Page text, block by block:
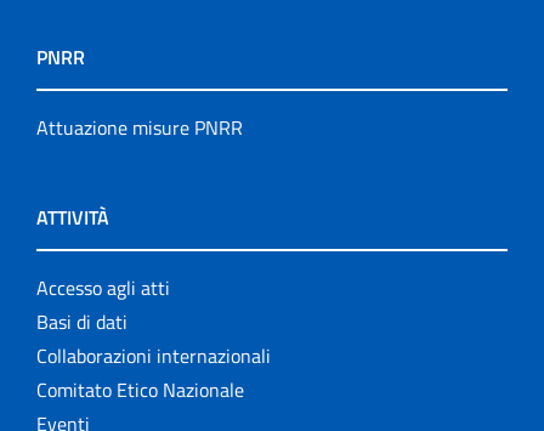
PNRR
Attuazione misure PNRR
ATTIVITÀ
Accesso agli atti
Basi di dati
Collaborazioni internazionali
Comitato Etico Nazionale
Eventi